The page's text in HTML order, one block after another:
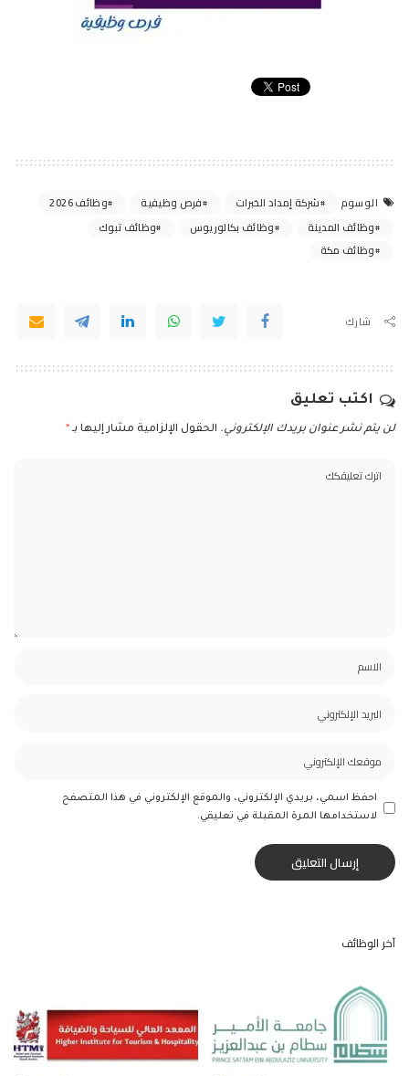
الوسوم شركة إمداد الخبرات فرص وظيفية
وظائف 2026
وظائف المدينة
وظائف بكالوريوس
وظائف تبوك
وظائف مكة
شارك
اكتب تعليق
لن يتم نشر عنوان بريدك الإلكتروني. الحقول الإلزامية مشار إليها بـ *
احفظ اسمي، بريدي الإلكتروني، والموقع الإلكتروني في هذا المتصفح
لاستخدامها المرة المقبلة في تعليقي.
آخر الوظائف